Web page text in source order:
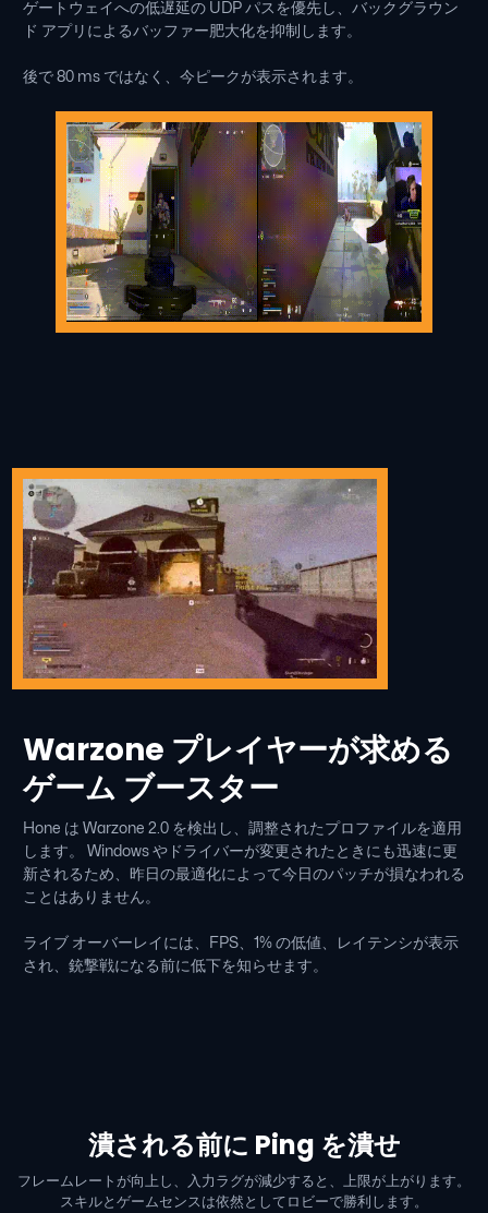
ゲートウェイへの低遅延の UDP パスを優先し、バックグラウン
ド アプリによるバッファー肥大化を抑制します。
後で 80 ms ではなく、今ピークが表示されます。
Warzone プレイヤーが求める
ゲーム ブースター
Hone は Warzone 2.0 を検出し、調整されたプロファイルを適用
します。 Windows やドライバーが変更されたときにも迅速に更
新されるため、昨日の最適化によって今日のパッチが損なわれる
ことはありません。
ライブ オーバーレイには、FPS、1% の低値、レイテンシが表示
され、銃撃戦になる前に低下を知らせます。
潰される前に Ping を潰せ
フレームレートが向上し、入力ラグが減少すると、上限が上がります。
スキルとゲームセンスは依然としてロビーで勝利します。